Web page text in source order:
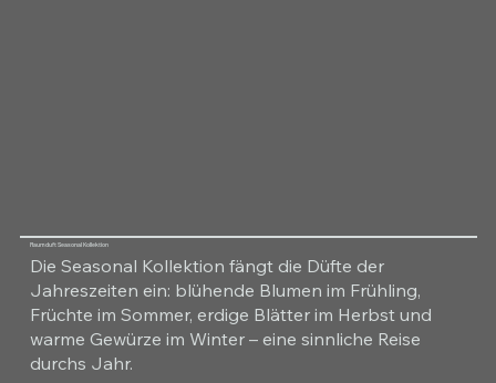
Raumduft Seasonal Kollektion
Die Seasonal Kollektion fängt die Düfte der
Jahreszeiten ein: blühende Blumen im Frühling,
Früchte im Sommer, erdige Blätter im Herbst und
warme Gewürze im Winter – eine sinnliche Reise
durchs Jahr.